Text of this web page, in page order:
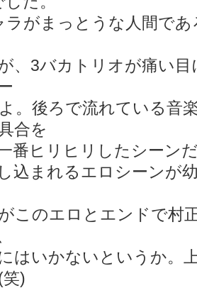
がまっとうな人間であ
、3バカトリオが痛い
。後ろで流れている音
合を
番ヒリヒリしたシーン
込まれるエロシーンが
このエロとエンドで村
はいかないというか。
(笑)